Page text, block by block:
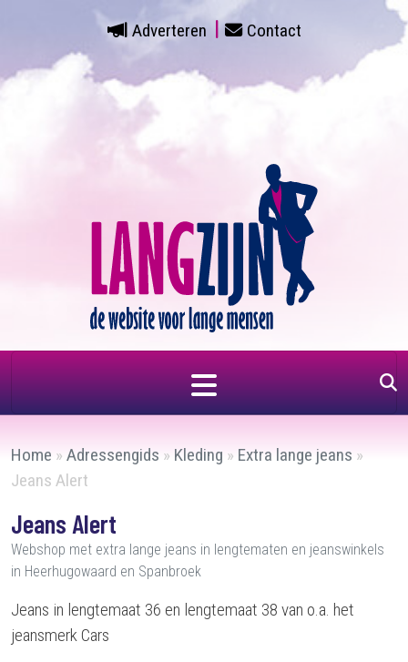
Adverteren Contact
Home » Adressengids » Kleding » Extra lange jeans »
Jeans Alert
Jeans Alert
Webshop met extra lange jeans in lengtematen en jeanswinkels
in Heerhugowaard en Spanbroek
Jeans in lengtemaat 36 en lengtemaat 38 van o.a. het
jeansmerk Cars